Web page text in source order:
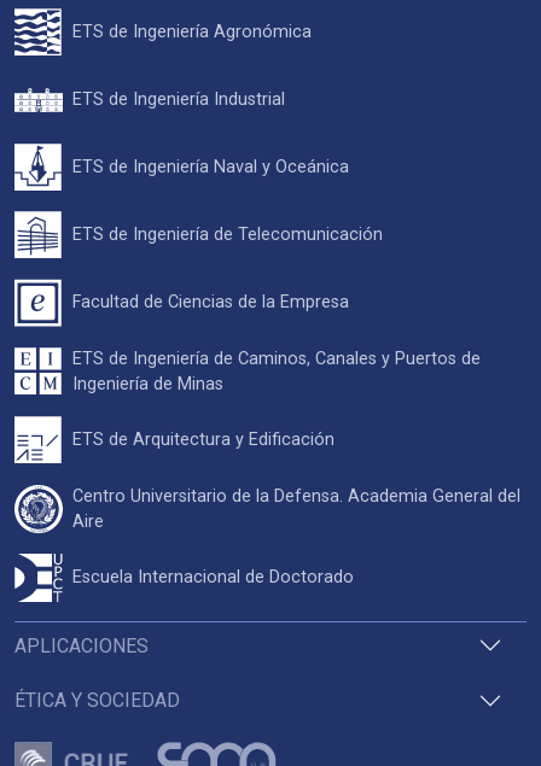
APLICACIONES
ÉTICA Y SOCIEDAD
ETS de Ingeniería Agronómica
ETS de Ingeniería Industrial
ETS de Ingeniería Naval y Oceánica
ETS de Ingeniería de Telecomunicación
Facultad de Ciencias de la Empresa
ETS de Ingeniería de Caminos, Canales y Puertos de
Ingeniería de Minas
ETS de Arquitectura y Edificación
Centro Universitario de la Defensa. Academia General del
Aire
Escuela Internacional de Doctorado